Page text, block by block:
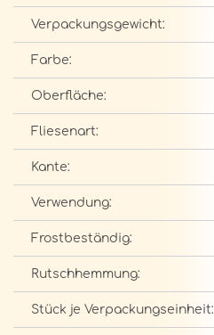
Verpackungsgewicht:
Farbe:
Oberfläche:
Fliesenart:
Kante:
Verwendung:
Frostbeständig:
Rutschhemmung:
Stück je Verpackungseinheit: